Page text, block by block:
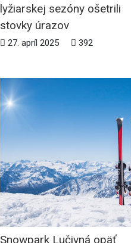
lyžiarskej sezóny ošetrili
stovky úrazov
27. apríl 2025 392
Snowpark Lučivná opäť